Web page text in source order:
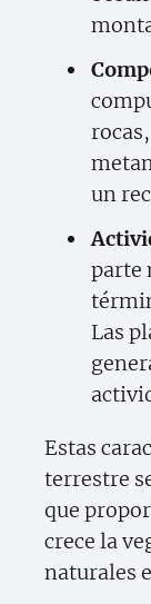
un
parte
Las
Estas
terrestre
que
crece la
naturales